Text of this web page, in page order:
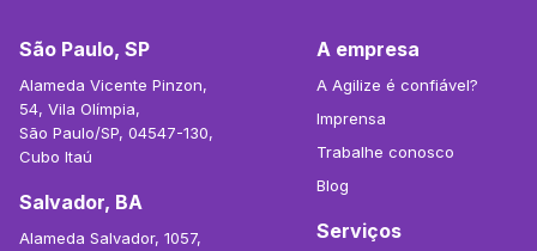
São Paulo, SP
Alameda Vicente Pinzon,
54, Vila Olímpia,
São Paulo/SP, 04547-130,
Cubo Itaú
Salvador, BA
Alameda Salvador, 1057,
A empresa
A Agilize é confiável?
Imprensa
Trabalhe conosco
Blog
Serviços